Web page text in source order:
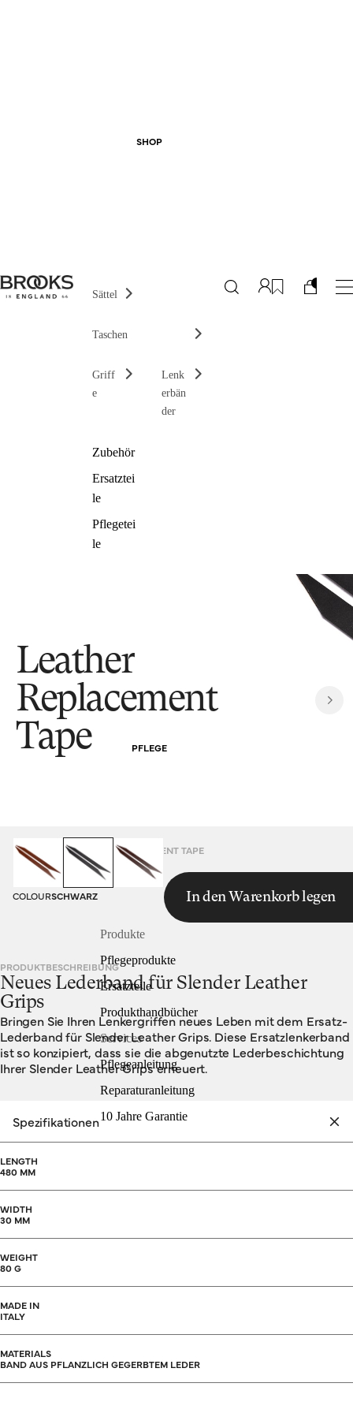
SHOP
Sättel
Taschen
Griff
e
Lenk
erbän
der
Zubehör
Ersatztei
le
Pflegetei
le
PFLEGE
Produkte
Pflegeprodukte
Ersatzteile
Produkthandbücher
Services
Pflegeanleitung
Reparaturanleitung
10 Jahre Garantie
Leather
Replacement
Tape
HOMEPAGE LEATHER REPLACEMENT TAPE
COLOURSCHWARZ In den Warenkorb legen
PRODUKTBESCHREIBUNG
Neues Lederband für Slender Leather
Grips
Bringen Sie Ihren Lenkergriffen neues Leben mit dem Ersatz-
Lederband für Slender Leather Grips. Diese Ersatzlenkerband
ist so konzipiert, dass sie die abgenutzte Lederbeschichtung
Ihrer Slender Leather Grips erneuert.
Spezifikationen
LENGTH
480 MM
WIDTH
30 MM
WEIGHT
80 G
MADE IN
ITALY
MATERIALS
BAND AUS PFLANZLICH GEGERBTEM LEDER